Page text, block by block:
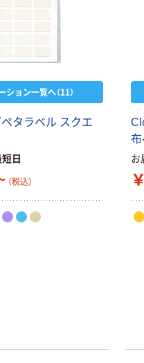
ション一覧へ（11）
タラベル スクエ
日
（税込）
布
お